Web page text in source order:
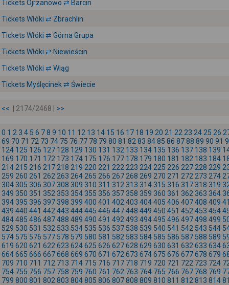
Tickets Ojrzanowo ⇄ Barcin
Tickets Włóki ⇄ Zbrachlin
Tickets Włóki ⇄ Górna Grupa
Tickets Włóki ⇄ Niewieścin
Tickets Włóki ⇄ Wiąg
Tickets Myślęcinek ⇄ Świecie
<< | 2174/2468 | >>
0 1 2 3 4 5 6 78 9 10 11 12 13 14 15 16 17 18 19 20 21 22 23 24 25 26
69 70 71 72 73 74 75 76 77 78 79 80 81 82 83 8485 86 8788 89 90 91
124 125 126 127 128 129 130 131 132 133 134 135 136 137 138 139
169 170 171 172 173 174 175 176 177 178 179 180 181 182 183 184
214 215 216 217 218 219 220 221 222 223 224 225 226 227 228 229
259 260 261 262 263 264 265 266 267 268 269 270 271 272 273 274
304 305 306 307 308 309 310 311 312 313 314 315 316 317 318 319
349 350 351 352 353 354 355 356 357 358 359 360 361 362 363 364
394 395 396 397 398 399 400 401 402 403 404405 406 407408 409
439 440 441 442 443 444445 446 447448 449 450 451 452 453 454
484485 486 487488 489 490 491 492 493 494495 496 497498 499
529 530 531 532 533 534 535 536 537 538 539 540 541 542 543 544
574 575 576 577 578 579 580 581 582 583 584 585 586 587 588 589
619 620 621 622 623 624625 626 627628 629 630 631 632 633 634
664665 666 667668 669 670 671 672 673 674675 676 677678 679
709 710 711 712 713 714 715 716 717 718 719 720 721 722 723 724
754 755 756 757 758 759 760 761 762 763 764 765 766 767 768 769
799 800 801 802 803 804805 806 807808 809 810 811 812 813 814